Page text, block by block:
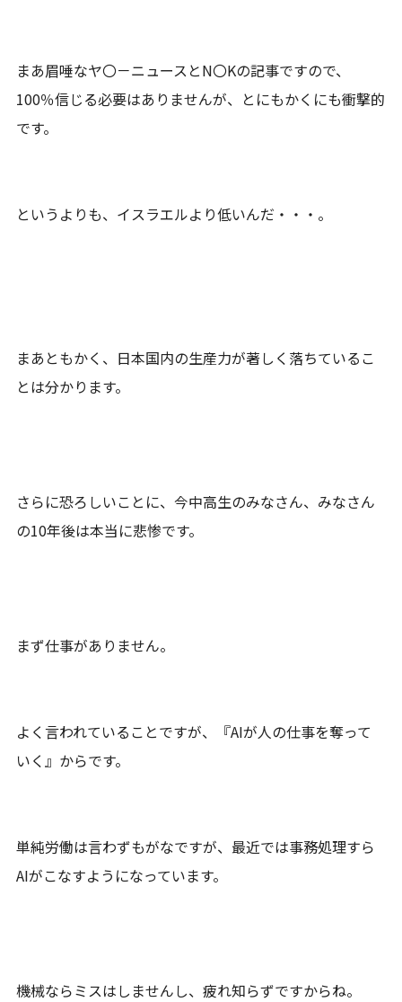
まあ眉唾なヤ〇－ニュースとN〇Kの記事ですので、
100％信じる必要はありませんが、とにもかくにも衝撃的
です。
というよりも、イスラエルより低いんだ・・・。
まあともかく、日本国内の生産力が著しく落ちているこ
とは分かります。
さらに恐ろしいことに、今中高生のみなさん、みなさん
の10年後は本当に悲惨です。
まず仕事がありません。
よく言われていることですが、『AIが人の仕事を奪って
いく』からです。
単純労働は言わずもがなですが、最近では事務処理すら
AIがこなすようになっています。
機械ならミスはしませんし、疲れ知らずですからね。